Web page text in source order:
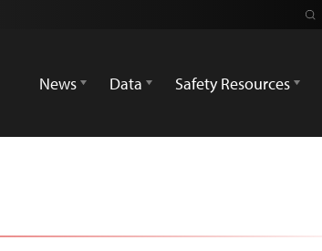
News
Data Safety Resources